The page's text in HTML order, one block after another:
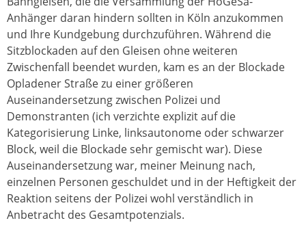
Anhänger daran hindern sollten in Köln anzukommen
und Ihre Kundgebung durchzuführen. Während die
Sitzblockaden auf den Gleisen ohne weiteren
Zwischenfall beendet wurden, kam es an der Blockade
Opladener Straße zu einer größeren
Auseinandersetzung zwischen Polizei und
Demonstranten (ich verzichte explizit auf die
Kategorisierung Linke, linksautonome oder schwarzer
Block, weil die Blockade sehr gemischt war). Diese
Auseinandersetzung war, meiner Meinung nach,
einzelnen Personen geschuldet und in der Heftigkeit der
Reaktion seitens der Polizei wohl verständlich in
Anbetracht des Gesamtpotenzials.